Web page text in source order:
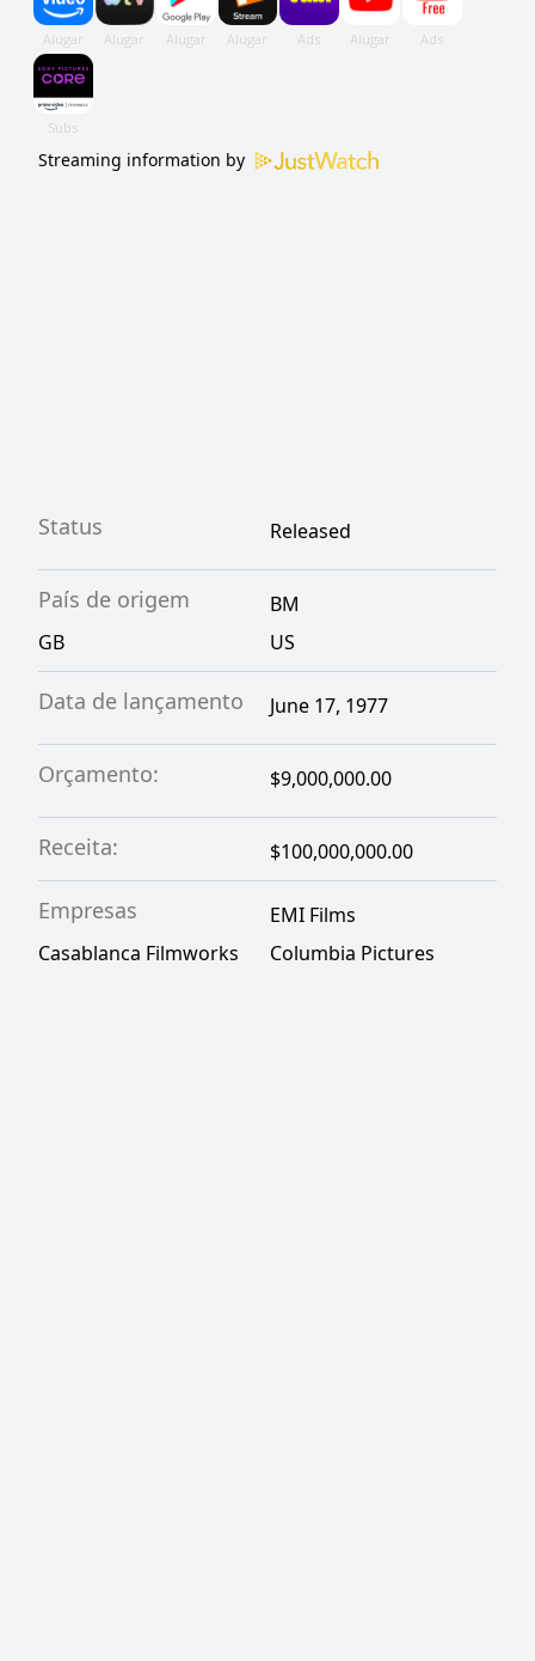
da caça ao tesouro. Baseado em um
romance de Peter 'Jaws' Benchley. (Estimado
14 Anos - e 14)
Streaming information by
Status Released
País de origem
BM
GB
US
Data de lançamento June 17, 1977
Orçamento: $9,000,000.00
Receita: $100,000,000.00
Empresas
EMI Films
Casablanca Filmworks
Columbia Pictures